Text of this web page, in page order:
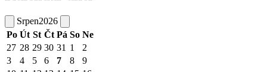
Srpen2026
Po Út St Čt Pá So Ne
27 28 29 30 31 1
2
3
4 5 6 7 8
9